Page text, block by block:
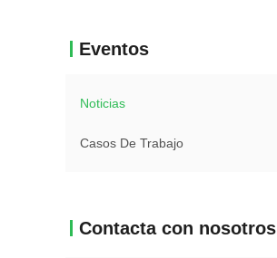
Eventos
Noticias
Casos De Trabajo
Contacta con nosotros